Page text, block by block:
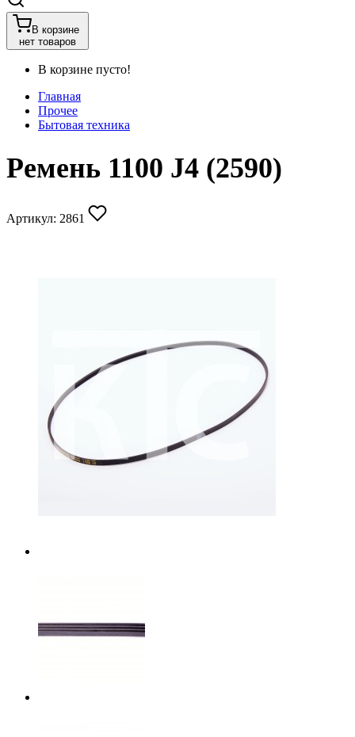
В корзине
нет товаров
В корзине пусто!
Главная
Прочее
Бытовая техника
Ремень 1100 J4 (2590)
Артикул: 2861